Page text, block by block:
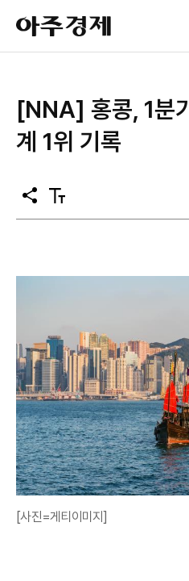
아
주
경
[NNA] 홍콩, 1분
계 1위 기록
공
유
텍
스
[사진=게티이미지]